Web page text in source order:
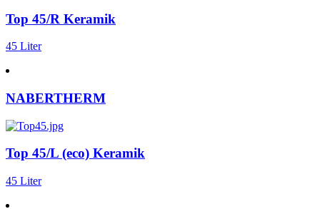
Top 45/R Keramik
45 Liter
NABERTHERM
Top 45/L (eco) Keramik
45 Liter